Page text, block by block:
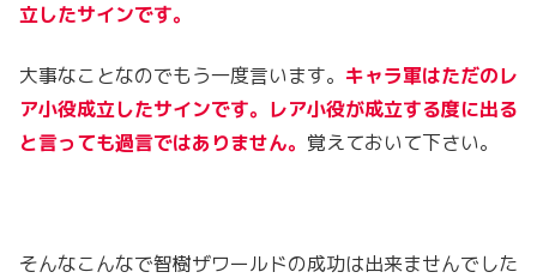
立したサインです。
大事なことなのでもう一度言います。 キャラ軍はただのレ
ア小役成立したサインです。レア小役が成立する度に出る
と言っても過言ではありません。 覚えておいて下さい。
そんなこんなで智樹ザワールドの成功は出来ませんでした